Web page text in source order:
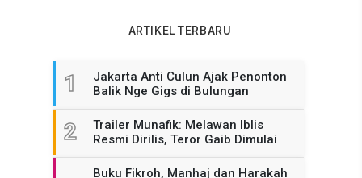
ARTIKEL TERBARU
1
Jakarta Anti Culun Ajak Penonton
Balik Nge Gigs di Bulungan
2
Trailer Munafik: Melawan Iblis
Resmi Dirilis, Teror Gaib Dimulai
Buku Fikroh, Manhaj dan Harakah